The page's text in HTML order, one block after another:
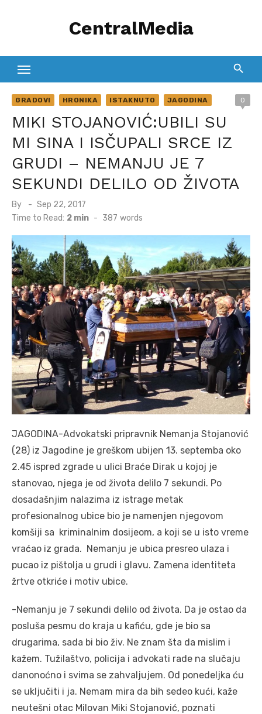
CentralMedia
GRADOVI HRONIKA ISTAKNUTO JAGODINA 0
MIKI STOJANOVIĆ:UBILI SU
MI SINA I ISČUPALI SRCE IZ
GRUDI – NEMANJU JE 7
SEKUNDI DELILO OD ŽIVOTA
By
Posted
on
Sep 22, 2017
Time to Read: 2 min - 387 words
JAGODINA-Advokatski pripravnik Nemanja Stojanović
(28) iz Jagodine je greškom ubijen 13. septemba oko
2.45 ispred zgrade u ulici Braće Dirak u kojoj je
stanovao, njega je od života delilo 7 sekundi. Po
dosadašnjim nalazima iz istrage metak
profesionalnog ubice bio je namenjen njegovom
komšiji sa kriminalnim dosijeom, a koji se u isto vreme
vraćao iz grada. Nemanju je ubica presreo ulaza i
pucao iz pištolja u grudi i glavu. Zamena identiteta
žrtve otkriće i motiv ubice.
-Nemanju je 7 sekundi delilo od života. Da je ostao da
posluša pesmu do kraja u kafiću, gde je bio sa
drugarima, sada bi bio živ. Ne znam šta da mislim i
kažem. Tužilaštvo, policija i advokati rade na slučaju
danonoćno i svima se zahvaljujem. Od ponedeljka ću
se uključiti i ja. Nemam mira da bih sedeo kući, kaže
neutešni otac Milovan Miki Stojanović, poznati